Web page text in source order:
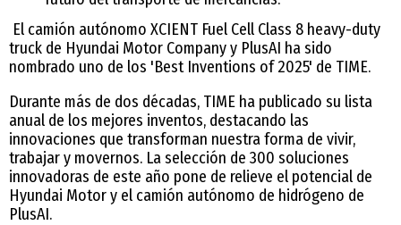
El camión autónomo XCIENT Fuel Cell Class 8 heavy-duty
truck de Hyundai Motor Company y PlusAI ha sido
nombrado uno de los 'Best Inventions of 2025' de TIME.
Durante más de dos décadas, TIME ha publicado su lista
anual de los mejores inventos, destacando las
innovaciones que transforman nuestra forma de vivir,
trabajar y movernos. La selección de 300 soluciones
innovadoras de este año pone de relieve el potencial de
Hyundai Motor y el camión autónomo de hidrógeno de
PlusAI.